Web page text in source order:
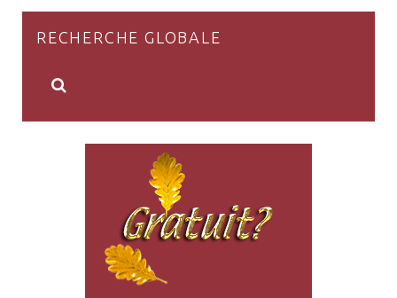
RECHERCHE GLOBALE